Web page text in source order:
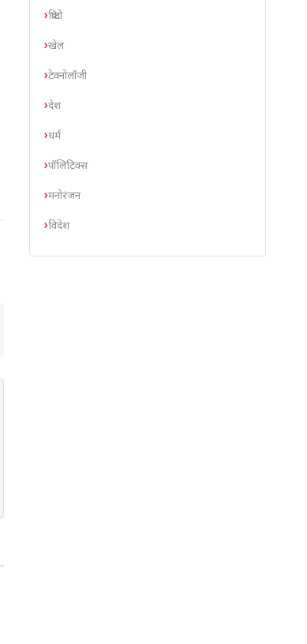
क्रिप्टो
खेल
टेक्नोलॉजी
देश
धर्म
पॉलिटिक्स
मनोरंजन
विदेश